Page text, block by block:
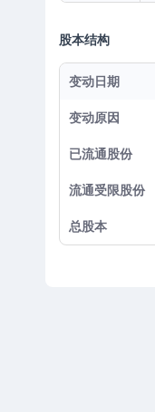
股本结构
变动日期
变动原因
已流通股份
流通受限股份
总股本